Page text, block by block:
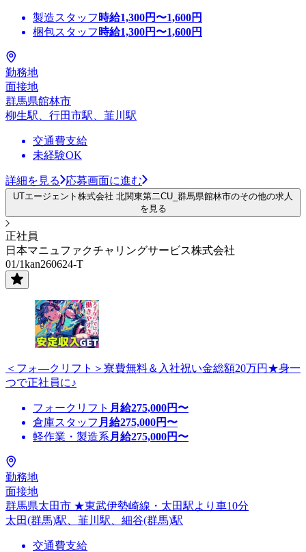
製造スタッフ 時給1,300円〜1,600円
梱包スタッフ 時給1,300円〜1,600円
勤務地
面接地
群馬県館林市
柳生駅、行田市駅、韮川駅
交通費支給
未経験OK
詳細を見る 応募画面に進む
UTエージェント株式会社 北関東第二CU_群馬県館林市のその他の求人
を見る
正社員
日本マニュファクチャリングサービス株式会社
01/1kan260624-T
＜フォ―クリフト＞寮費無料＆入社祝い金総額20万円★身一
つで正社員に♪
フォークリフト 月給275,000円〜
倉庫スタッフ 月給275,000円〜
軽作業・製造系 月給275,000円〜
勤務地
面接地
群馬県太田市 ★東武伊勢崎線・太田駅より車10分
太田(群馬)駅、韮川駅、細谷(群馬)駅
交通費支給